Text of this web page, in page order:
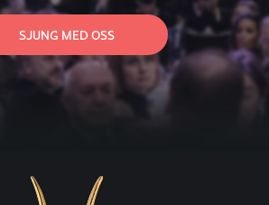
SJUNG MED OSS